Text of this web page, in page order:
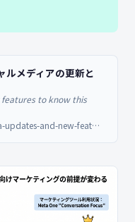
ルメディアの更新と
features to know this
www.prdaily.com/social-media-updates-and-new-features-to-know-this-week-48/